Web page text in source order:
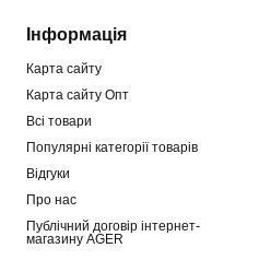
Інформація
Карта сайту
Карта сайту Опт
Всі товари
Популярні категорії товарів
Відгуки
Про нас
Публічний договір інтернет-
магазину AGER